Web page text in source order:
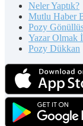
Neler Yaptık?
Mutlu Haber
Pozy
Yazar Olmak
Pozy Dükkan